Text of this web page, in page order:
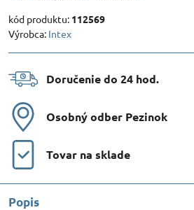
kód produktu: 112569
Výrobca: Intex
Doručenie do 24 hod​.
Osobný odber Pezinok
Tovar na sklade
Popis